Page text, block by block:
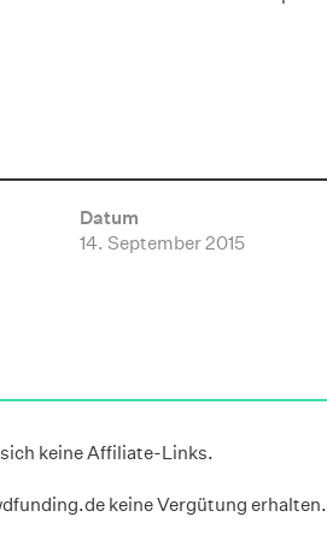
Datum
14. September 2015
keine Affiliate-Links.
keine Vergütung erhalten.